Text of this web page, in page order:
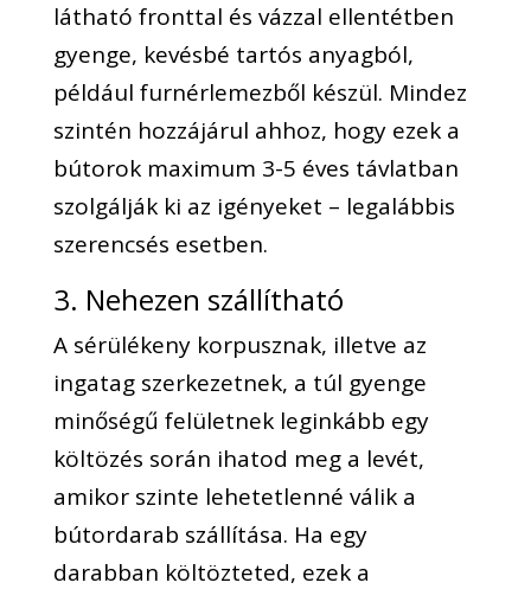
látható fronttal és vázzal ellentétben
gyenge, kevésbé tartós anyagból,
például furnérlemezből készül. Mindez
szintén hozzájárul ahhoz, hogy ezek a
bútorok maximum 3-5 éves távlatban
szolgálják ki az igényeket – legalábbis
szerencsés esetben.
3. Nehezen szállítható
A sérülékeny korpusznak, illetve az
ingatag szerkezetnek, a túl gyenge
minőségű felületnek leginkább egy
költözés során ihatod meg a levét,
amikor szinte lehetetlenné válik a
bútordarab szállítása. Ha egy
darabban költözteted, ezek a